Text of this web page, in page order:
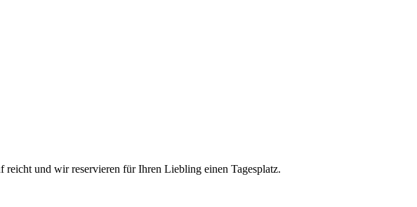
und wir reservieren für Ihren Liebling einen Tagesplatz.